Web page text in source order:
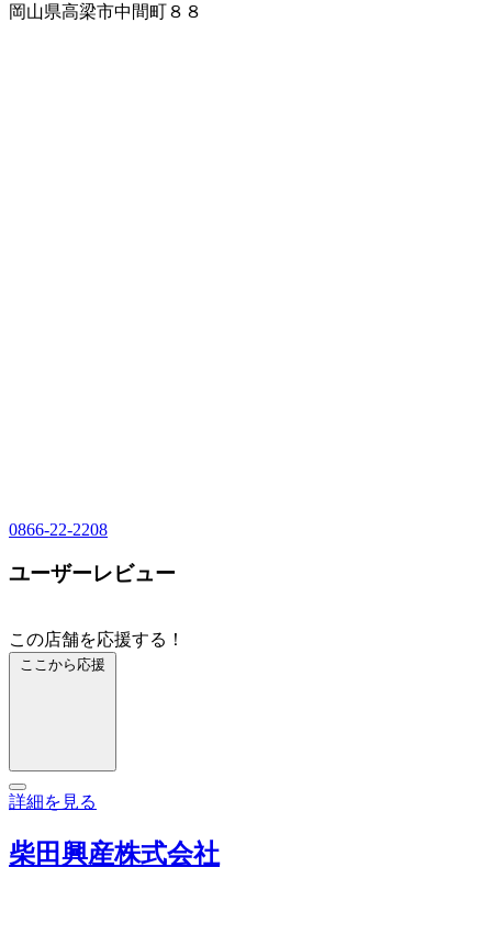
岡山県高梁市中間町８８
0866-22-2208
ユーザーレビュー
この店舗を応援する！
ここから応援
詳細を見る
柴田興産株式会社